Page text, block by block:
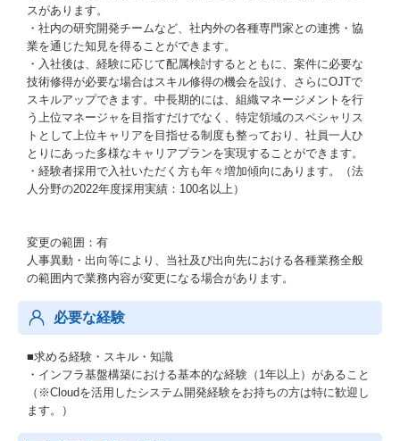
スがあります。
・社内の研究開発チームなど、社内外の各種専門家との連携・協
業を通じた知見を得ることができます。
・入社後は、経験に応じて配属検討するとともに、案件に必要な
技術修得が必要な場合はスキル修得の機会を設け、さらにOJTで
スキルアップできます。中長期的には、組織マネージメントを行
う上位マネージャを目指すだけでなく、特定領域のスペシャリス
トとして上位キャリアを目指せる制度も整っており、社員一人ひ
とりにあった多様なキャリアプランを実現することができます。
・経験者採用で入社いただく方も年々増加傾向にあります。（法
人分野の2022年度採用実績：100名以上）
変更の範囲：有
人事異動・出向等により、当社及び出向先における各種業務全般
の範囲内で業務内容が変更になる場合があります。
必要な経験
■求める経験・スキル・知識
・インフラ基盤構築における基本的な経験（1年以上）があること
（※Cloudを活用したシステム開発経験をお持ちの方は特に歓迎し
ます。）